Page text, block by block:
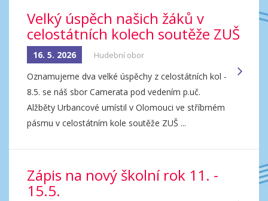
Velký úspěch našich žáků v
celostátních kolech soutěže ZUŠ
16. 5. 2026 Hudební obor
Oznamujeme dva velké úspěchy z celostátních kol -
8.5. se náš sbor Camerata pod vedením p.uč.
Alžběty Urbancové umístil v Olomouci ve stříbrném
pásmu v celostátním kole soutěže ZUŠ ...
Zápis na nový školní rok 11. -
15.5.